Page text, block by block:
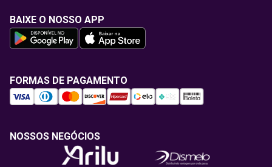
BAIXE O NOSSO APP
FORMAS DE PAGAMENTO
NOSSOS NEGÓCIOS